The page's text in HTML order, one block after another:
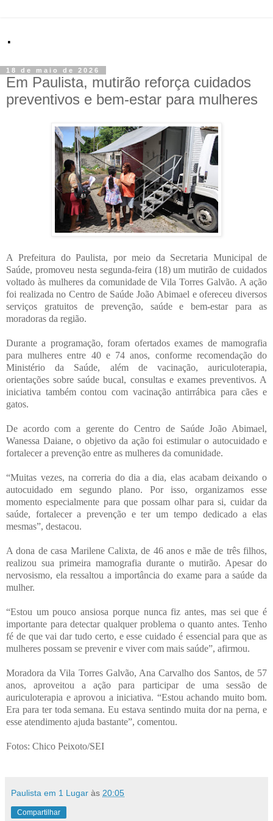
.
18 de maio de 2026
Em Paulista, mutirão reforça cuidados
preventivos e bem-estar para mulheres
A Prefeitura do Paulista, por meio da Secretaria Municipal de
Saúde, promoveu nesta segunda-feira (18) um mutirão de cuidados
voltado às mulheres da comunidade de Vila Torres Galvão. A ação
foi realizada no Centro de Saúde João Abimael e ofereceu diversos
serviços gratuitos de prevenção, saúde e bem-estar para as
moradoras da região.
Durante a programação, foram ofertados exames de mamografia
para mulheres entre 40 e 74 anos, conforme recomendação do
Ministério da Saúde, além de vacinação, auriculoterapia,
orientações sobre saúde bucal, consultas e exames preventivos. A
iniciativa também contou com vacinação antirrábica para cães e
gatos.
De acordo com a gerente do Centro de Saúde João Abimael,
Wanessa Daiane, o objetivo da ação foi estimular o autocuidado e
fortalecer a prevenção entre as mulheres da comunidade.
“Muitas vezes, na correria do dia a dia, elas acabam deixando o
autocuidado em segundo plano. Por isso, organizamos esse
momento especialmente para que possam olhar para si, cuidar da
saúde, fortalecer a prevenção e ter um tempo dedicado a elas
mesmas”, destacou.
A dona de casa Marilene Calixta, de 46 anos e mãe de três filhos,
realizou sua primeira mamografia durante o mutirão. Apesar do
nervosismo, ela ressaltou a importância do exame para a saúde da
mulher.
“Estou um pouco ansiosa porque nunca fiz antes, mas sei que é
importante para detectar qualquer problema o quanto antes. Tenho
fé de que vai dar tudo certo, e esse cuidado é essencial para que as
mulheres possam se prevenir e viver com mais saúde”, afirmou.
Moradora da Vila Torres Galvão, Ana Carvalho dos Santos, de 57
anos, aproveitou a ação para participar de uma sessão de
auriculoterapia e aprovou a iniciativa. “Estou achando muito bom.
Era para ter toda semana. Eu estava sentindo muita dor na perna, e
esse atendimento ajuda bastante”, comentou.
Fotos: Chico Peixoto/SEI
Paulista em 1 Lugar às 20:05
Compartilhar